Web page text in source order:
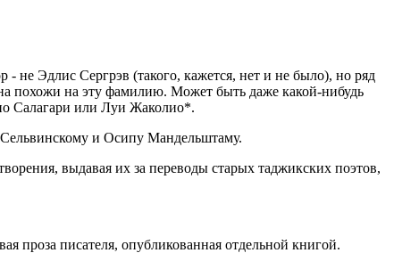
не Эдлис Сергрэв (такого, кажется, нет и не было), но ряд
похожи на эту фамилию. Может быть даже какой-нибудь
Салагари или Луи Жаколио*.
и Осипу Мандельштаму.
выдавая их за переводы старых таджикских поэтов,
писателя, опубликованная отдельной книгой.